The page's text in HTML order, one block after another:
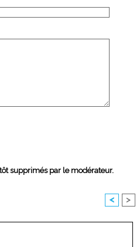
supprimés par le modérateur.
< >